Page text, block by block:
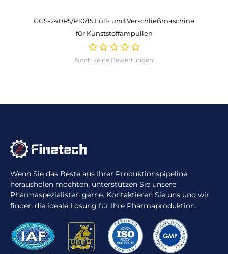
GGS-240P5/P10/15 Füll- und Verschließmaschine
für Kunststoffampullen
Noch keine Bewertungen
Wenn Sie das Beste aus Ihrer Produktionspipeline
herausholen möchten, unterstützen Sie unsere
Pharmaspezialisten gerne. Kontaktieren Sie uns und wir
finden die ideale Lösung für Ihre Pharmaproduktion.